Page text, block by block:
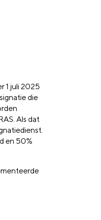
1 juli 2025
die
Als dat
en 50%